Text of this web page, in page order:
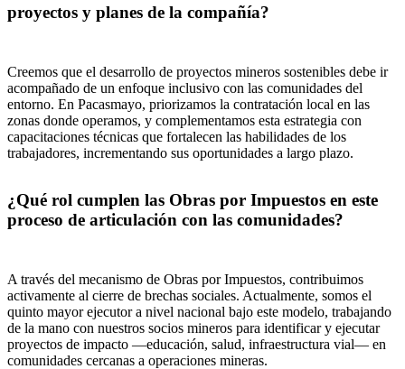
proyectos y planes de la compañía?
Creemos que el desarrollo de proyectos mineros sostenibles debe ir
acompañado de un enfoque inclusivo con las comunidades del
entorno. En Pacasmayo, priorizamos la contratación local en las
zonas donde operamos, y complementamos esta estrategia con
capacitaciones técnicas que fortalecen las habilidades de los
trabajadores, incrementando sus oportunidades a largo plazo.
¿Qué rol cumplen las Obras por Impuestos en este
proceso de articulación con las comunidades?
A través del mecanismo de Obras por Impuestos, contribuimos
activamente al cierre de brechas sociales. Actualmente, somos el
quinto mayor ejecutor a nivel nacional bajo este modelo, trabajando
de la mano con nuestros socios mineros para identificar y ejecutar
proyectos de impacto —educación, salud, infraestructura vial— en
comunidades cercanas a operaciones mineras.